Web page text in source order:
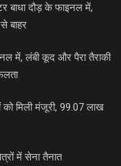
बाधा दौड़ के फाइनल में,
बाहर
में, लंबी कूद और पैरा तैराकी
मिली मंजूरी, 99.07 लाख
में सेना तैनात